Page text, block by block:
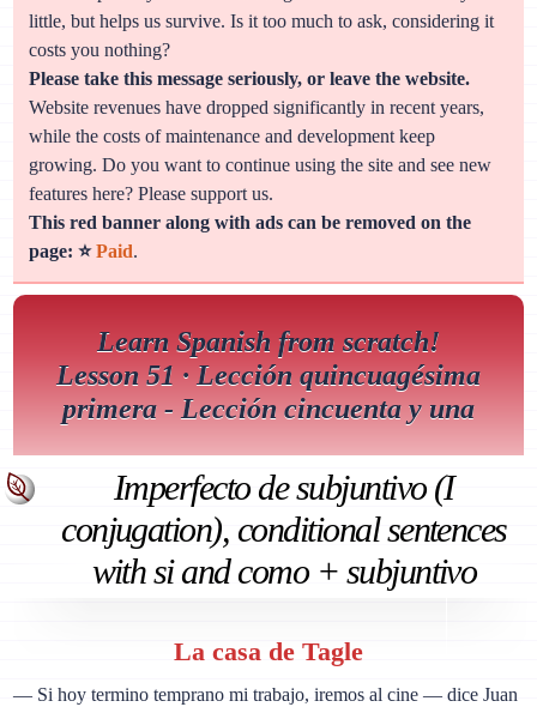
little, but helps us survive. Is it too much to ask, considering it
costs you nothing?
Please take this message seriously, or leave the website.
Website revenues have dropped significantly in recent years,
while the costs of maintenance and development keep
growing. Do you want to continue using the site and see new
features here? Please support us.
This red banner along with ads can be removed on the
page: ⭐Paid.
Learn Spanish from scratch!
Lesson 51 · Lección quincuagésima
primera - Lección cincuenta y una
Imperfecto de subjuntivo (I
conjugation), conditional sentences
with si and como + subjuntivo
La casa de Tagle
— Si hoy termino temprano mi trabajo, iremos al cine — dice Juan